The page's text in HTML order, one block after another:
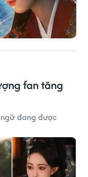
fan tăng
đang được